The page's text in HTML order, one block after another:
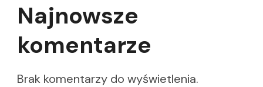
Najnowsze
komentarze
Brak komentarzy do wyświetlenia.